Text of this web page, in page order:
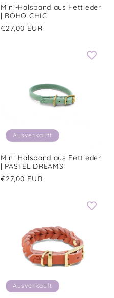
Mini-Halsband aus Fettleder
| BOHO CHIC
Normaler
€27,00 EUR
Ausverkauft
Mini-Halsband aus Fettleder
| PASTEL DREAMS
Normaler
€27,00 EUR
Ausverkauft